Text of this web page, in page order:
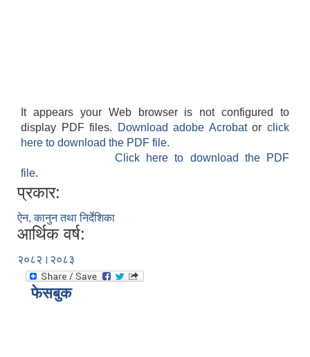
It appears your Web browser is not configured to
display PDF files.
Download adobe Acrobatorclick
here to download the PDF file.
Click here to download the PDF
file.
प्रकार:
ऐन, कानुन तथा निर्देशिका
आर्थिक वर्ष:
२०८२।२०८३
फेसबुक